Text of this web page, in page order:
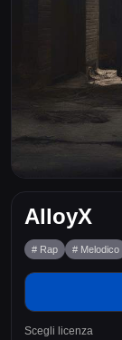
AlloyX
# Rap # Melodico
Scegli licenza